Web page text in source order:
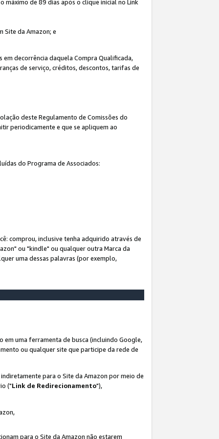
de 89 dias após o clique inicial no Link
Site da Amazon; e
decorrência daquela Compra Qualificada,
de serviço, créditos, descontos, tarifas de
deste Regulamento de Comissões do
periodicamente e que se apliquem ao
do Programa de Associados:
comprou, inclusive tenha adquirido através de
ou "kindle" ou qualquer outra Marca da
uma dessas palavras (por exemplo,
uma ferramenta de busca (incluindo Google,
ou qualquer site que participe da rede de
para o Site da Amazon por meio de
("Link de Redirecionamento"),
para o Site da Amazon não estarem